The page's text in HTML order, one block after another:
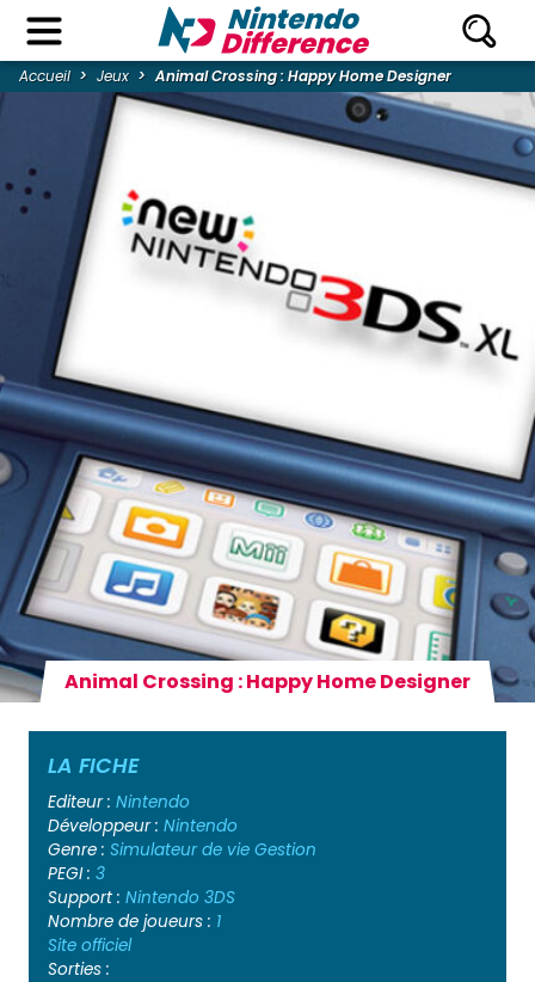
Accueil Jeux Animal Crossing : Happy Home Designer
Animal Crossing : Happy Home Designer
LA FICHE
Editeur : Nintendo
Développeur : Nintendo
Genre : Simulateur de vie Gestion
PEGI : 3
Support : Nintendo 3DS
Nombre de joueurs : 1
Site officiel
Sorties :